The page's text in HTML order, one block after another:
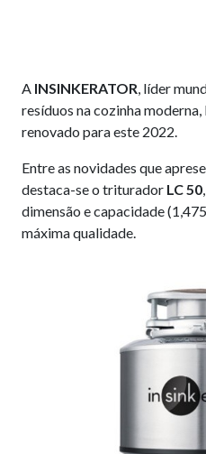
AINSINKERATOR, líder
resíduos na cozinha
renovado para este 2022.
Entre as novidades que
destaca-se o triturador LC 50
dimensão e capacidade
máxima qualidade.